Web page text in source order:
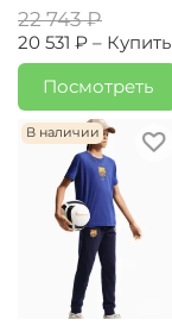
22 743 ₽
20 531 ₽ – Купить
Посмотреть
В наличии